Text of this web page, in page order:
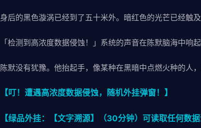
身后的黑色漩涡已经到了五十米外。暗红色的光芒已经触
「检测到高浓度数据侵蚀！」系统的声音在陈默脑海中响
陈默没有犹豫。他抬起手，像某种在黑暗中点燃火种的人，
【叮！遭遇高浓度数据侵蚀，随机外挂弹窗！】
【绿品外挂：【文字溯源】（30分钟）可读取任何数